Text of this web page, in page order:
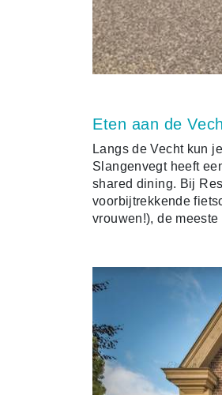
Eten aan de
Langs de Vecht kun
Slangenvegt heeft
shared dining. Bij
voorbijtrekkende
vrouwen!), de